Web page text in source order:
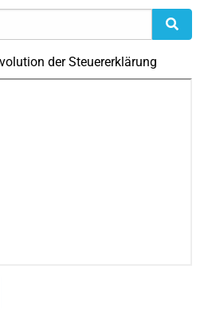
der Steuererklärung